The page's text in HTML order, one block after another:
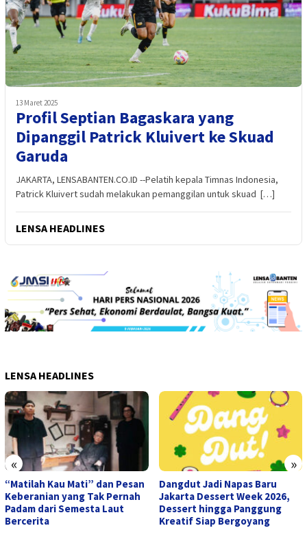
13 Maret 2025
Profil Septian Bagaskara yang
Dipanggil Patrick Kluivert ke Skuad
Garuda
JAKARTA, LENSABANTEN.CO.ID --Pelatih kepala Timnas Indonesia,
Patrick Kluivert sudah melakukan pemanggilan untuk skuad […]
LENSA HEADLINES
LENSA HEADLINES
« »
“Matilah Kau Mati” dan Pesan
Keberanian yang Tak Pernah
Padam dari Semesta Laut
Bercerita
Dangdut Jadi Napas Baru
Jakarta Dessert Week 2026,
Dessert hingga Panggung
Kreatif Siap Bergoyang